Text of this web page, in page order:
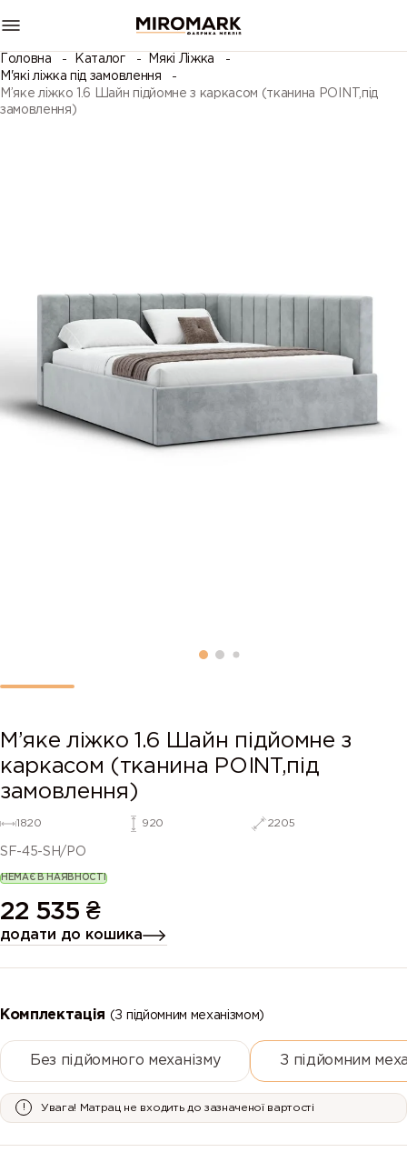
Головна Каталог
Мякі Ліжка
М'які ліжка під замовлення
М’яке ліжко 1.6 Шайн підйомне з каркасом (тканина POINT,під
замовлення)
М’яке ліжко 1.6 Шайн підйомне з
каркасом (тканина POINT,під
замовлення)
1820 920 2205
SF-45-SH/PO
НЕМАЄ В НАЯВНОСТІ
22 535 ₴
додати до кошика
Комплектація (З підйомним механізмом)
Без підйомного механізму З підйомним
Увага! Матрац не входить до зазначеної вартості